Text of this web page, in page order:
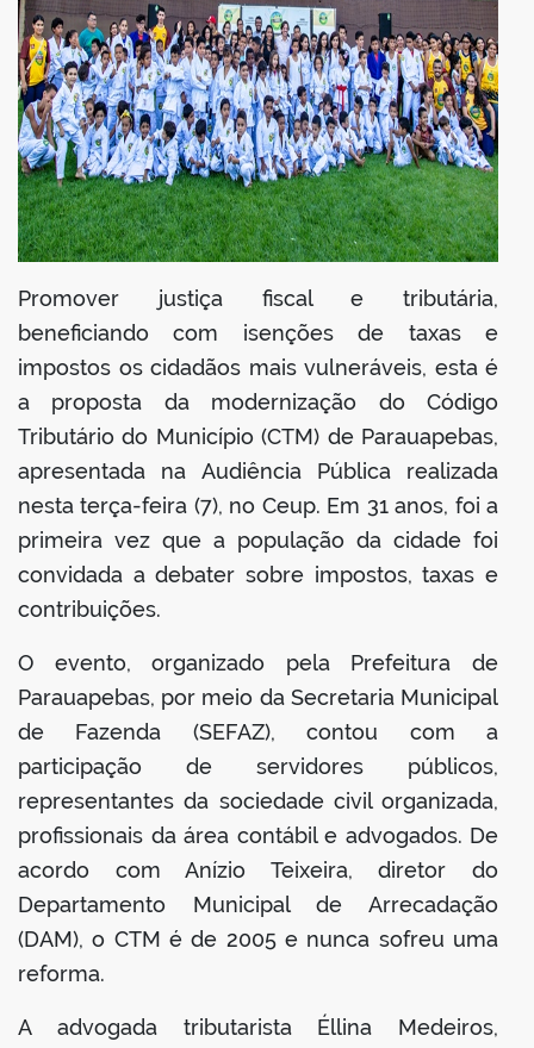
Promover justiça fiscal e tributária,
beneficiando com isenções de taxas e
impostos os cidadãos mais vulneráveis, esta é
a proposta da modernização do Código
Tributário do Município (CTM) de Parauapebas,
apresentada na Audiência Pública realizada
nesta terça-feira (7), no Ceup. Em 31 anos, foi a
primeira vez que a população da cidade foi
convidada a debater sobre impostos, taxas e
contribuições.
O evento, organizado pela Prefeitura de
Parauapebas, por meio da Secretaria Municipal
de Fazenda (SEFAZ), contou com a
participação de servidores públicos,
representantes da sociedade civil organizada,
profissionais da área contábil e advogados. De
acordo com Anízio Teixeira, diretor do
Departamento Municipal de Arrecadação
(DAM), o CTM é de 2005 e nunca sofreu uma
reforma.
A advogada tributarista Éllina Medeiros,